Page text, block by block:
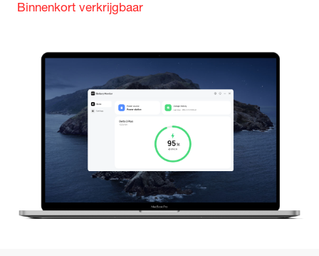
Binnenkort verkrijgbaar